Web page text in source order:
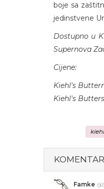
boje sa
jedinstvene
Dostupno u
Supernova
Cijene:
Kiehl's
Kiehl's
Famke